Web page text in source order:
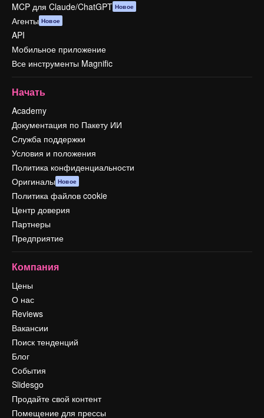
MCP для Claude/ChatGPT Новое
Агенты Новое
API
Мобильное приложение
Все инструменты Magnific
Начать
Academy
Документация по Пакету ИИ
Служба поддержки
Условия и положения
Политика конфиденциальности
Оригиналы Новое
Политика файлов cookie
Центр доверия
Партнеры
Предприятие
Компания
Цены
О нас
Reviews
Вакансии
Поиск тенденций
Блог
События
Slidesgo
Продайте свой контент
Помещение для прессы